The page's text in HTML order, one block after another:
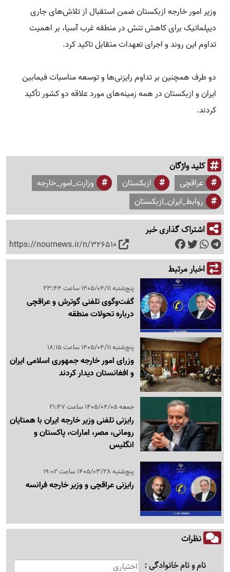
وزیر امور خارجه ازبکستان ضمن استقبال از تلاش‌های جاری
دیپلماتیک برای کاهش تنش در منطقه غرب آسیا، بر اهمیت
تداوم این روند و اجرای تعهدات متقابل تاکید کرد.
دو طرف همچنین بر تداوم رایزنی‌ها و توسعه مناسبات فیمابین
ایران و ازبکستان در همه زمینه‌های مورد علاقه دو کشور تأکید
کردند.
کلید واژگان
عراقچی ازبکستان
وزارت_امور_خارجه
روابط_ایران_ازبکستان
اشتراک گذاری خبر
https://nournews.ir/n/326510
اخبار مرتبط
پنج‌شنبه 1405/04/11 ساعت 23:44
گفت‌وگوی تلفنی گوترش و عراقچی
درباره تحولات منطقه
پنج‌شنبه 1405/04/11 ساعت 18:15
وزرای امور خارجه جمهوری اسلامی ایران
و افغانستان دیدار کردند
جمعه 1405/04/05 ساعت 21:47
رایزنی تلفنی وزیر خارجه ایران با همتایان
رومانی، مصر، امارات، پاکستان و
انگلیس
پنج‌شنبه 1405/03/28 ساعت 19:02
رایزنی عراقچی و وزیر خارجه فرانسه
نظرات
نام و نام خانوادگی